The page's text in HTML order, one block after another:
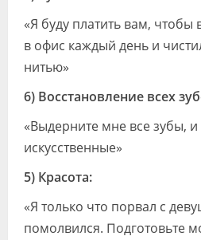
«Я буду платить вам,
в офис каждый день и
нитью»
6) Восстановление всех
«Выдерните мне все зубы, и
искусственные»
5) Красота:
«Я только что порвал с
помолвился. Подготовьте